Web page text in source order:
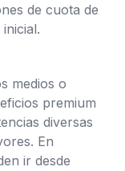
de cuota de
medios o
premium
diversas
En
ir desde